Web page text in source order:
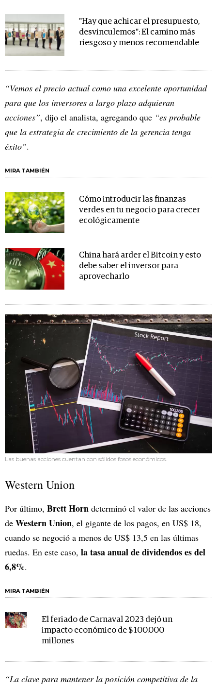
"Hay que achicar el presupuesto,
desvinculemos": El camino más
riesgoso y menos recomendable
“Vemos el precio actual como una excelente oportunidad
para que los inversores a largo plazo adquieran
acciones”, dijo el analista, agregando que “es probable
que la estrategia de crecimiento de la gerencia tenga
éxito”.
MIRA TAMBIÉN
Cómo introducir las finanzas
verdes en tu negocio para crecer
ecológicamente
China hará arder el Bitcoin y esto
debe saber el inversor para
aprovecharlo
Las buenas acciones cuentan con sólidos fosos económicos.
Western Union
Por último, Brett Horn determinó el valor de las acciones
de Western Union, el gigante de los pagos, en US$ 18,
cuando se negoció a menos de US$ 13,5 en las últimas
ruedas. En este caso, la tasa anual de dividendos es del
6,8%.
MIRA TAMBIÉN
El feriado de Carnaval 2023 dejó un
impacto económico de $ 100.000
millones
“La clave para mantener la posición competitiva de la